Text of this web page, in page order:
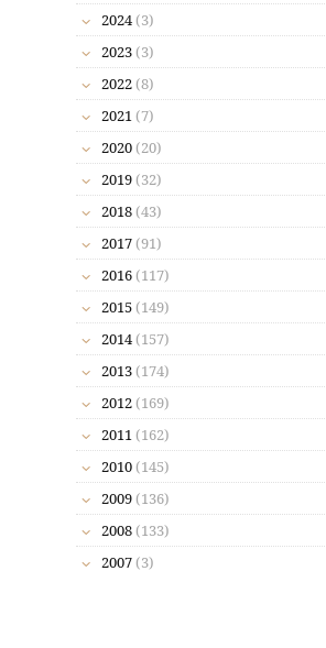
2024 (3)
2023 (3)
2022 (8)
2021 (7)
2020 (20)
2019 (32)
2018 (43)
2017 (91)
2016 (117)
2015 (149)
2014 (157)
2013 (174)
2012 (169)
2011 (162)
2010 (145)
2009 (136)
2008 (133)
2007 (3)